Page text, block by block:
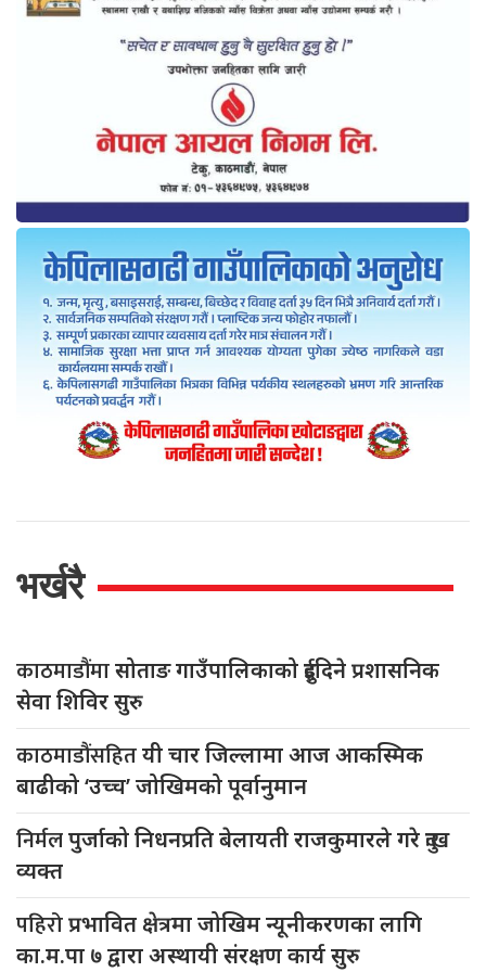
भर्खरै
काठमाडौंमासोताङ गाउँपालिकाको दुईदिने प्रशासनिक
सेवा शिविर सुरु
काठमाडौंसहितयी चार जिल्लामा आज आकस्मिक
बाढीको ‘उच्च’ जोखिमको पूर्वानुमान
निर्मलपुर्जाको निधनप्रति बेलायती राजकुमारले गरे दुःख
व्यक्त
पहिरोप्रभावित क्षेत्रमा जोखिम न्यूनीकरणका लागि
का.म.पा ७ द्वारा अस्थायी संरक्षण कार्य सुरु